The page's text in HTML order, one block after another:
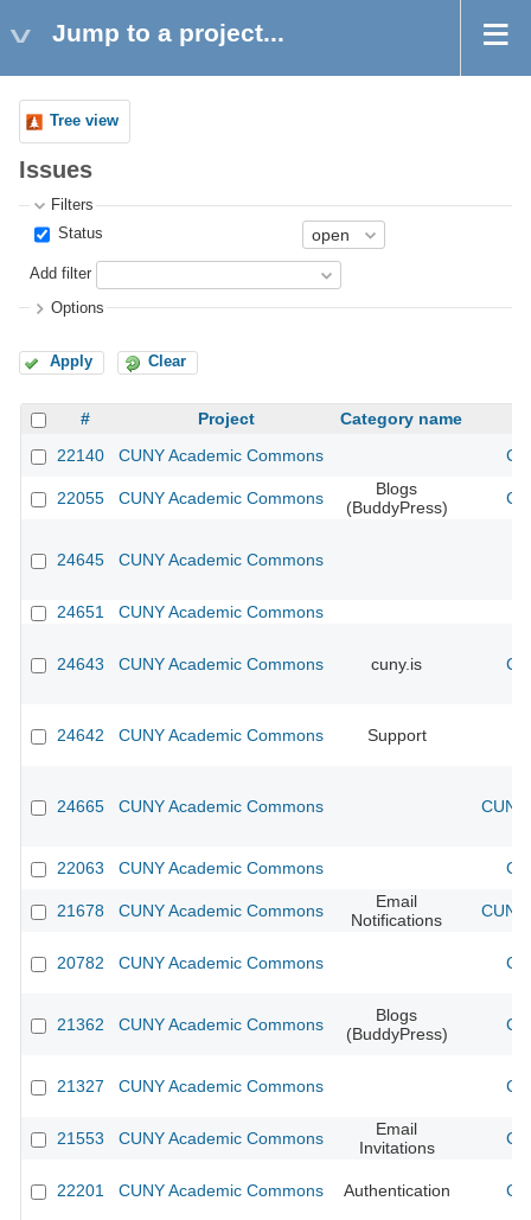
Jump to a project...
Tree view
Issues
Filters
Status
Add filter
Options
Apply Clear
# Project
Category name
22140
CUNY Academic Commons
22055 CUNY Academic Commons
Blogs
(BuddyPress)
24645 CUNY Academic Commons
24651 CUNY Academic Commons
24643 CUNY Academic Commons cuny.is
24642 CUNY Academic Commons Support
24665 CUNY Academic Commons
22063 CUNY Academic Commons
21678 CUNY Academic Commons
Email
Notifications
20782 CUNY Academic Commons
21362 CUNY Academic Commons
Blogs
(BuddyPress)
21327 CUNY Academic Commons
21553 CUNY Academic Commons
Email
Invitations
22201 CUNY Academic Commons Authentication